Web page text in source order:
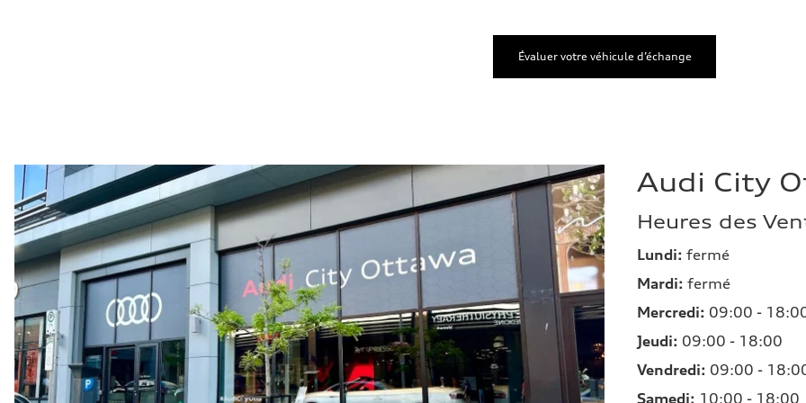
Consommation – autoroute
8.1 l/100 km
Consommation combinée
9.6 l/100 km
Évaluer votre véhicule d’échange
Audi City
Heures des
Lundi: fermé
Mardi: fermé
Mercredi: 09:00 -
Jeudi: 09:00 - 18:00
Vendredi: 09:00 -
Samedi: 10:00 - 18:00